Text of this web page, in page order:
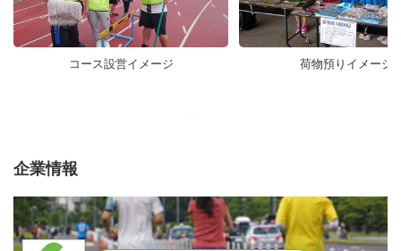
コース設営イメージ 荷物預りイメージ
企業情報